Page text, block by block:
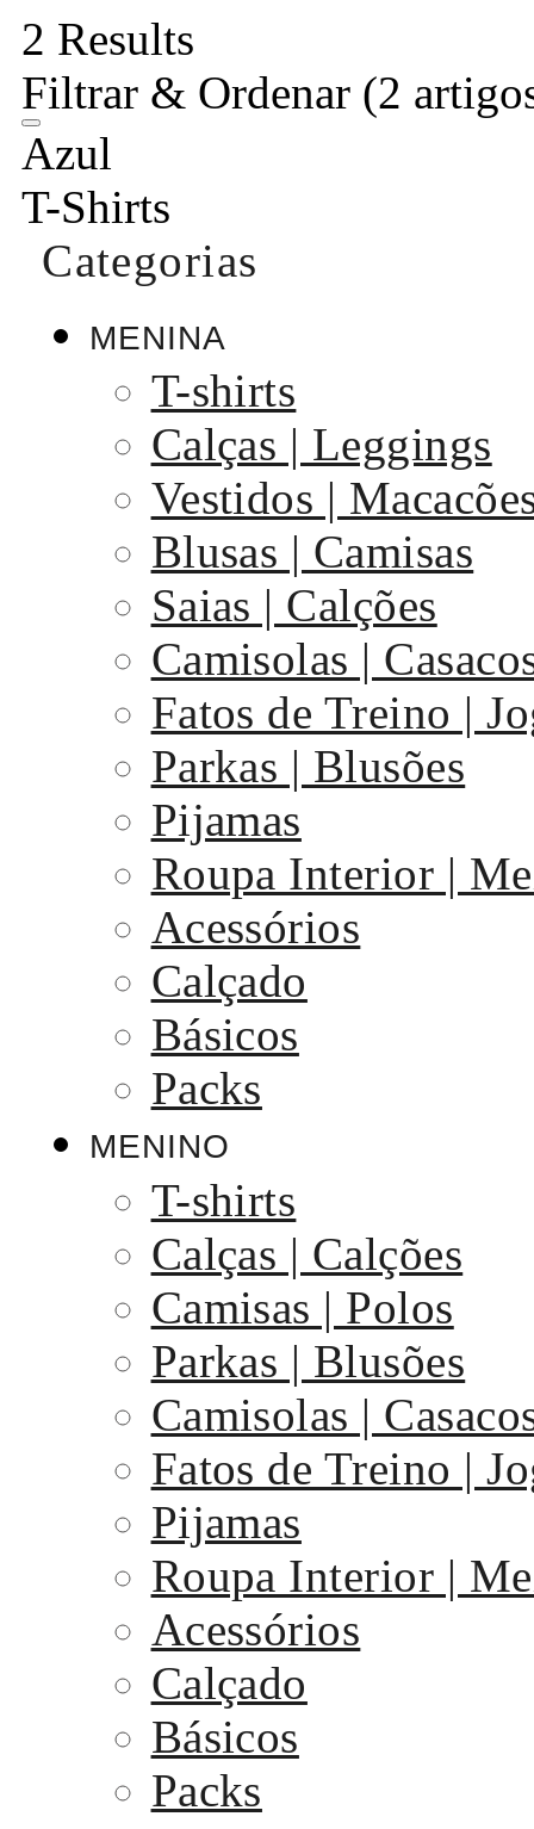
2 Results
Filtrar & Ordenar (2
Azul
T-Shirts
Categorias
MENINA
T-shirts
Calças | Leggings
Vestidos |
Blusas | Camisas
Saias | Calções
Camisolas |
Fatos de Treino |
Parkas | Blusões
Pijamas
Roupa Interior |
Acessórios
Calçado
Básicos
Packs
MENINO
T-shirts
Calças | Calções
Camisas | Polos
Parkas | Blusões
Camisolas |
Fatos de Treino |
Pijamas
Roupa Interior |
Acessórios
Calçado
Básicos
Packs